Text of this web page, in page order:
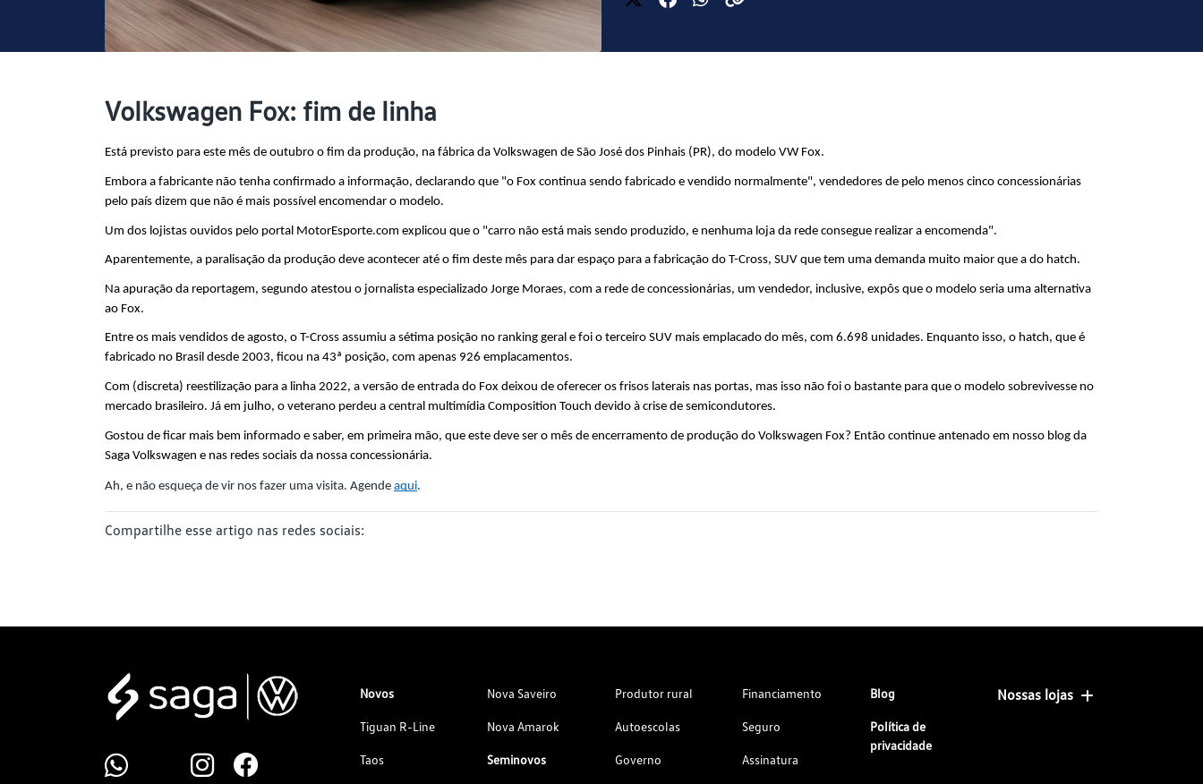
Volkswagen Fox: fim de linha
Está previsto para este mês de outubro o fim da produção, na fábrica da Volkswagen de São José dos Pinhais (PR), do modelo VW Fox.
Embora a fabricante não tenha confirmado a informação, declarando que "o Fox continua sendo fabricado e vendido normalmente", vendedores de pelo menos cinco concessionárias
pelo país dizem que não é mais possível encomendar o modelo.
Um dos lojistas ouvidos pelo portal MotorEsporte.com explicou que o "carro não está mais sendo produzido, e nenhuma loja da rede consegue realizar a encomenda".
Aparentemente, a paralisação da produção deve acontecer até o fim deste mês para dar espaço para a fabricação do T-Cross, SUV que tem uma demanda muito maior que a do hatch.
Na apuração da reportagem, segundo atestou o jornalista especializado Jorge Moraes, com a rede de concessionárias, um vendedor, inclusive, expôs que o modelo seria uma alternativa
ao Fox.
Entre os mais vendidos de agosto, o T-Cross assumiu a sétima posição no ranking geral e foi o terceiro SUV mais emplacado do mês, com 6.698 unidades. Enquanto isso, o hatch, que é
fabricado no Brasil desde 2003, ficou na 43ª posição, com apenas 926 emplacamentos.
Com (discreta) reestilização para a linha 2022, a versão de entrada do Fox deixou de oferecer os frisos laterais nas portas, mas isso não foi o bastante para que o modelo sobrevivesse no
mercado brasileiro. Já em julho, o veterano perdeu a central multimídia Composition Touch devido à crise de semicondutores.
Gostou de ficar mais bem informado e saber, em primeira mão, que este deve ser o mês de encerramento de produção do Volkswagen Fox? Então continue antenado em nosso blog da
Saga Volkswagen e nas redes sociais da nossa concessionária.
Ah, e não esqueça de vir nos fazer uma visita. Agende aqui.
Compartilhe esse artigo nas redes sociais:
Novos
Tiguan R-Line
Taos
Nova Saveiro
Nova Amarok
Seminovos
Produtor rural
Autoescolas
Governo
Financiamento
Seguro
Assinatura
Blog
Política de
privacidade
Nossas lojas